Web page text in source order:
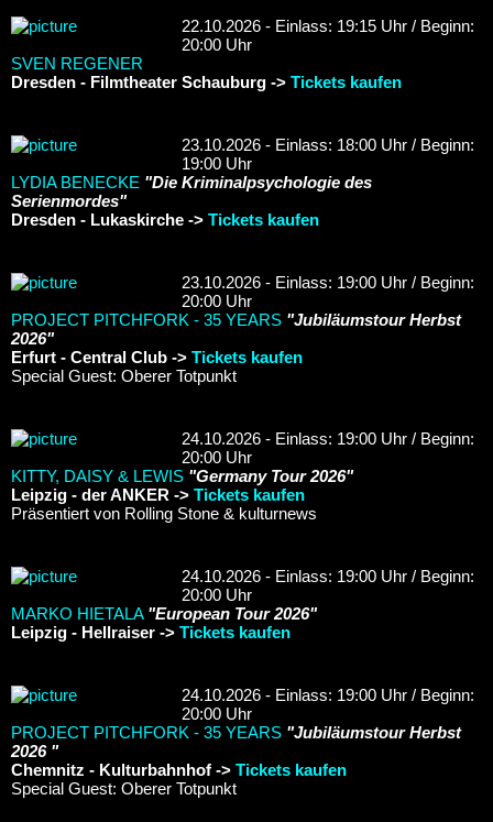
22.10.2026 - Einlass: 19:15 Uhr / Beginn:
20:00 Uhr
SVEN REGENER
Dresden - Filmtheater Schauburg -> Tickets kaufen
23.10.2026 - Einlass: 18:00 Uhr / Beginn:
19:00 Uhr
LYDIA BENECKE "Die Kriminalpsychologie des
Serienmordes"
Dresden - Lukaskirche -> Tickets kaufen
23.10.2026 - Einlass: 19:00 Uhr / Beginn:
20:00 Uhr
PROJECT PITCHFORK - 35 YEARS "Jubiläumstour Herbst
2026"
Erfurt - Central Club -> Tickets kaufen
Special Guest: Oberer Totpunkt
24.10.2026 - Einlass: 19:00 Uhr / Beginn:
20:00 Uhr
KITTY, DAISY & LEWIS "Germany Tour 2026"
Leipzig - der ANKER -> Tickets kaufen
Präsentiert von Rolling Stone & kulturnews
24.10.2026 - Einlass: 19:00 Uhr / Beginn:
20:00 Uhr
MARKO HIETALA "European Tour 2026"
Leipzig - Hellraiser -> Tickets kaufen
24.10.2026 - Einlass: 19:00 Uhr / Beginn:
20:00 Uhr
PROJECT PITCHFORK - 35 YEARS "Jubiläumstour Herbst
2026 "
Chemnitz - Kulturbahnhof -> Tickets kaufen
Special Guest: Oberer Totpunkt